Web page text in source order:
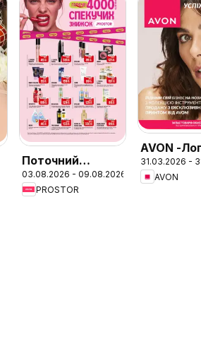
Поточний
каталог
03.08.2026 - 09.08.2026
PROSTOR
AVON -
флаер
31.03.2026 -
AVON